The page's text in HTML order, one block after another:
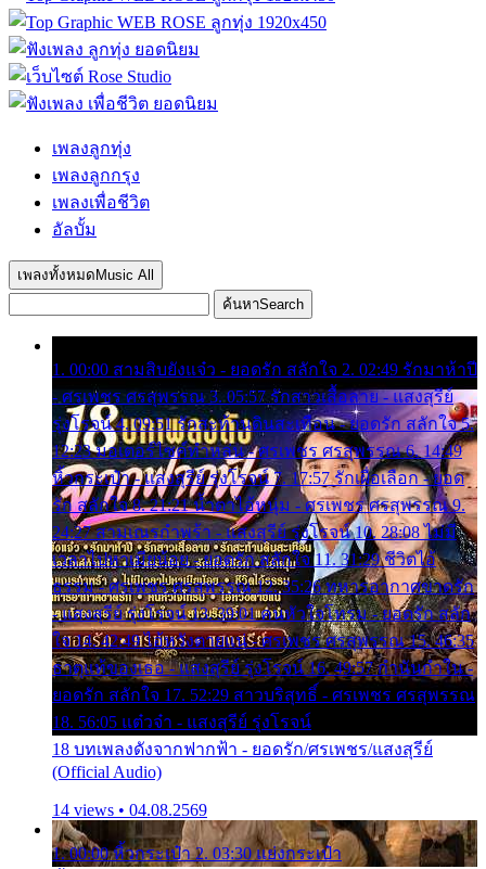
เพลงลูกทุ่ง
เพลงลูกกรุง
เพลงเพื่อชีวิต
อัลบั้ม
เพลงทั้งหมด Music All
ค้นหาSearch
1. 00:00 สามสิบยังแจ๋ว - ยอดรัก สลักใจ 2. 02:49 รักมาห้าปี
- ศรเพชร ศรสุพรรณ 3. 05:57 รักสาวเสื้อลาย - แสงสุรีย์
รุ่งโรจน์ 4. 09:51 รักสะท้านดินสะเทือน - ยอดรัก สลักใจ 5.
12:23 มอเตอร์ไซค์ทำหล่น - ศรเพชร ศรสุพรรณ 6. 14:49
หิ้วกระเป๋า - แสงสุรีย์ รุ่งโรจน์ 7. 17:57 รักเผื่อเลือก - ยอด
รัก สลักใจ 8. 21:21 น้ำตาไอ้หนุ่ม - ศรเพชร ศรสุพรรณ 9.
24:27 สามเณรกำพร้า - แสงสุรีย์ รุ่งโรจน์ 10. 28:08 ไม่มี
เวลาไปหาเมียน้อย - ยอดรัก สลักใจ 11. 31:29 ชีวิตไอ้
ธรรม - ศรเพชร ศรสุพรรณ 12. 35:26 ทหารอากาศขาดรัก
- แสงสุรีย์ รุ่งโรจน์ 13. 39:01 คนหัวใจโทรม - ยอดรัก สลัก
ใจ 14. 42:49 ไอ้หวังตายแน่ - ศรเพชร ศรสุพรรณ 15. 46:35
ธาตุแท้ของเธอ - แสงสุรีย์ รุ่งโรจน์ 16. 49:57 กำนันกำใน -
ยอดรัก สลักใจ 17. 52:29 สาวบริสุทธิ์ - ศรเพชร ศรสุพรรณ
18. 56:05 แต๋วจ๋า - แสงสุรีย์ รุ่งโรจน์
18 บทเพลงดังจากฟากฟ้า - ยอดรัก/ศรเพชร/แสงสุรีย์
(Official Audio)
14 views • 04.08.2569
1. 00:00 หิ้วกระเป๋า 2. 03:30 แย่งกระเป๋า